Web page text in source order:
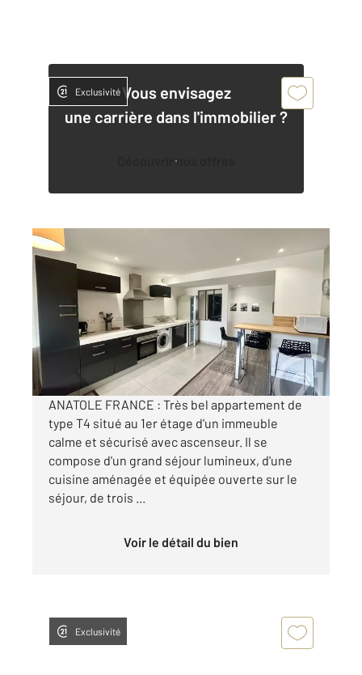
Vous envisagez
une carrière dans l'immobilier ?
Découvrir nos offres
Exclusivité
ST ETIENNE 42
74,57 m
, 4 pièces
Ref : 3283
Appartement T4 à louer
880 €
par mois charges comprises
ANATOLE FRANCE : Très bel appartement de
type T4 situé au 1er étage d'un immeuble
calme et sécurisé avec ascenseur. Il se
compose d'un grand séjour lumineux, d'une
cuisine aménagée et équipée ouverte sur le
séjour, de trois ...
Voir le détail du bien
Exclusivité